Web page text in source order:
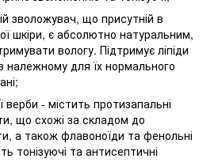
зволожувач, що присутній в
шкіри, є абсолютно натуральним,
вологу. Підтримує ліпіди
належному для їх нормального
верби - містить протизапальні
що схожі за складом до
а також флавоноїди та фенольні
тонізуючі та антисептичні